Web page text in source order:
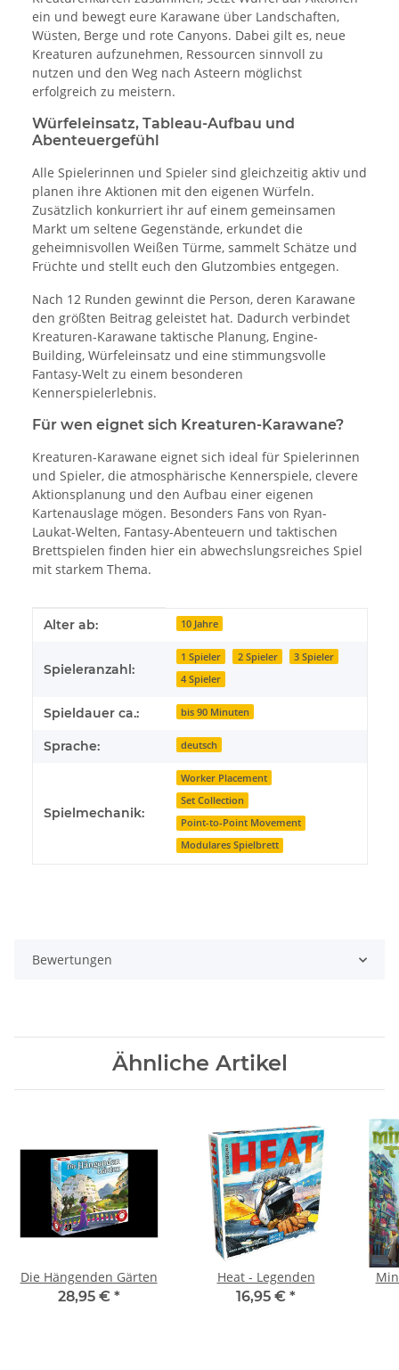
ein und bewegt eure Karawane über Landschaften,
Wüsten, Berge und rote Canyons. Dabei gilt es, neue
Kreaturen aufzunehmen, Ressourcen sinnvoll zu
nutzen und den Weg nach Asteern möglichst
erfolgreich zu meistern.
Würfeleinsatz, Tableau-Aufbau und
Abenteuergefühl
Alle Spielerinnen und Spieler sind gleichzeitig aktiv und
planen ihre Aktionen mit den eigenen Würfeln.
Zusätzlich konkurriert ihr auf einem gemeinsamen
Markt um seltene Gegenstände, erkundet die
geheimnisvollen Weißen Türme, sammelt Schätze und
Früchte und stellt euch den Glutzombies entgegen.
Nach 12 Runden gewinnt die Person, deren Karawane
den größten Beitrag geleistet hat. Dadurch verbindet
Kreaturen-Karawane taktische Planung, Engine-
Building, Würfeleinsatz und eine stimmungsvolle
Fantasy-Welt zu einem besonderen
Kennerspielerlebnis.
Für wen eignet sich Kreaturen-Karawane?
Kreaturen-Karawane eignet sich ideal für Spielerinnen
und Spieler, die atmosphärische Kennerspiele, clevere
Aktionsplanung und den Aufbau einer eigenen
Kartenauslage mögen. Besonders Fans von Ryan-
Laukat-Welten, Fantasy-Abenteuern und taktischen
Brettspielen finden hier ein abwechslungsreiches Spiel
mit starkem Thema.
Produkteigenschaft
Wert
Alter ab: 10 Jahre
Spieleranzahl:
1 Spieler 2 Spieler
3 Spieler
4 Spieler
Spieldauer ca.: bis 90 Minuten
Sprache: deutsch
Spielmechanik:
Worker Placement
Set Collection
Point-to-Point Movement
Modulares Spielbrett
Bewertungen
Ähnliche Artikel
Die Hängenden Gärten
28,95 € *
Heat - Legenden
16,95 € *